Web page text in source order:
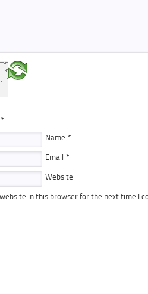
*
Name *
Email *
Website
in this browser for the next time I